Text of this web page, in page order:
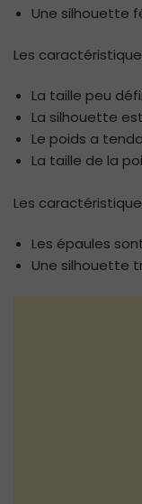
Une silhouette
Les
La taille peu
La silhouette
Le poids a
La taille de la
Les
Les épaules
Une silhouette